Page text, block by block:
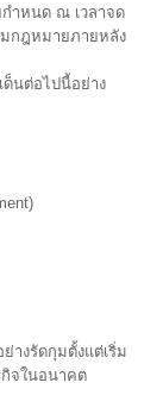
ำหนด ณ เวลาจด
มกฎหมายภายหลัง
นต่อไปนี้อย่าง
างรัดกุมตั้งแต่เริ่ม
จในอนาคต